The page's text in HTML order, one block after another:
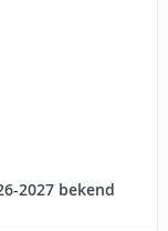
2027 bekend